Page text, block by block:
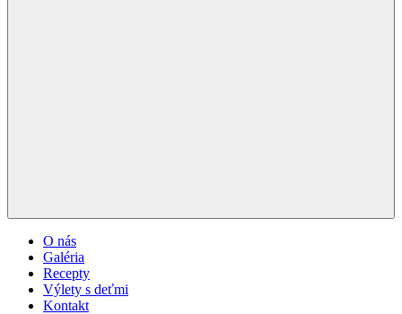
O nás
Galéria
Recepty
Výlety s deťmi
Kontakt